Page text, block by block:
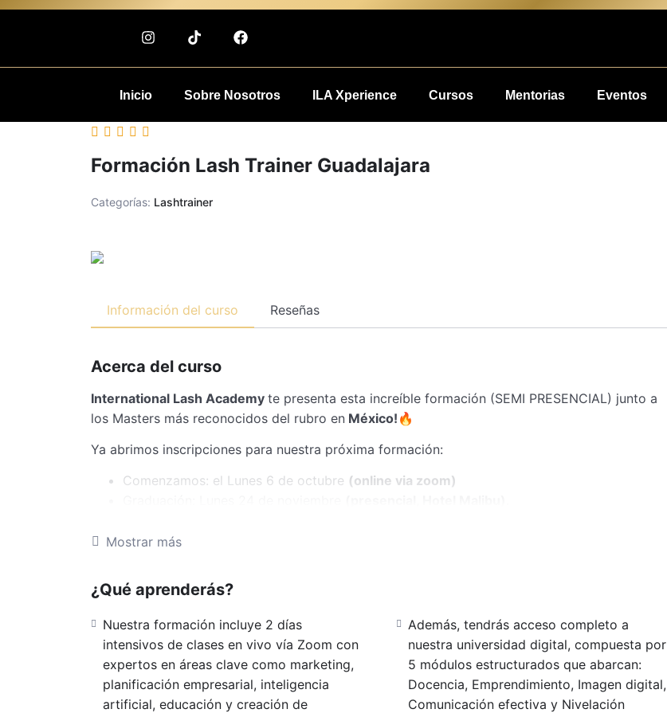
Inicio Sobre Nosotros ILA Xperience Cursos Mentorias Eventos
Formación Lash Trainer Guadalajara
Categorías: Lashtrainer
Información del curso Reseñas
Acerca del curso
International Lash Academy te presenta esta increíble formación (SEMI PRESENCIAL) junto a
los Masters más reconocidos del rubro en México!🔥
Ya abrimos inscripciones para nuestra próxima formación:
Comenzamos: el Lunes 6 de octubre (online via zoom)
International Lash Academy!
Reserva tu cupo con $100 USD y congela el valor!!
LOS PAGOS NO SON REEMBOLSABLES
Podes abonarlo por Transferencia Bancaria , Mercado Pago (30% de recargo),
paypal, western union y binance
en caso de querer reprogramar tu formación la misma tiene un cargo extra de
Mostrar más
¿Qué aprenderás?
Nuestra formación incluye 2 días
intensivos de clases en vivo vía Zoom con
expertos en áreas clave como marketing,
planificación empresarial, inteligencia
artificial, educación y creación de
Además, tendrás acceso completo a
nuestra universidad digital, compuesta por
5 módulos estructurados que abarcan:
Docencia, Emprendimiento, Imagen digital,
Comunicación efectiva y Nivelación